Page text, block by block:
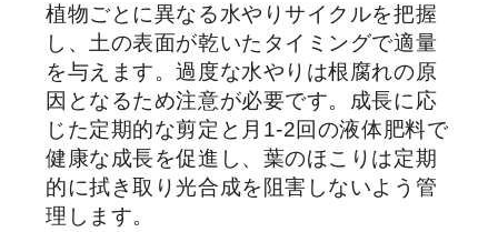
植物ごとに異なる水やりサイクルを把握
し、土の表面が乾いたタイミングで適量
を与えます。過度な水やりは根腐れの原
因となるため注意が必要です。成長に応
じた定期的な剪定と月1-2回の液体肥料で
健康な成長を促進し、葉のほこりは定期
的に拭き取り光合成を阻害しないよう管
理します。